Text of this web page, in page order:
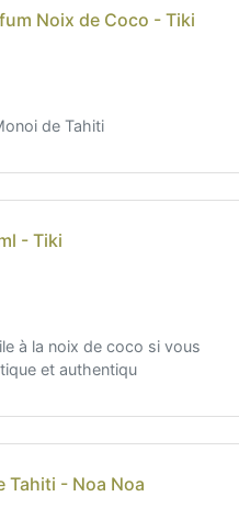
Noix de Coco - Tiki
de Tahiti
- Tiki
à la noix de coco si vous
et authentiqu
Tahiti - Noa Noa